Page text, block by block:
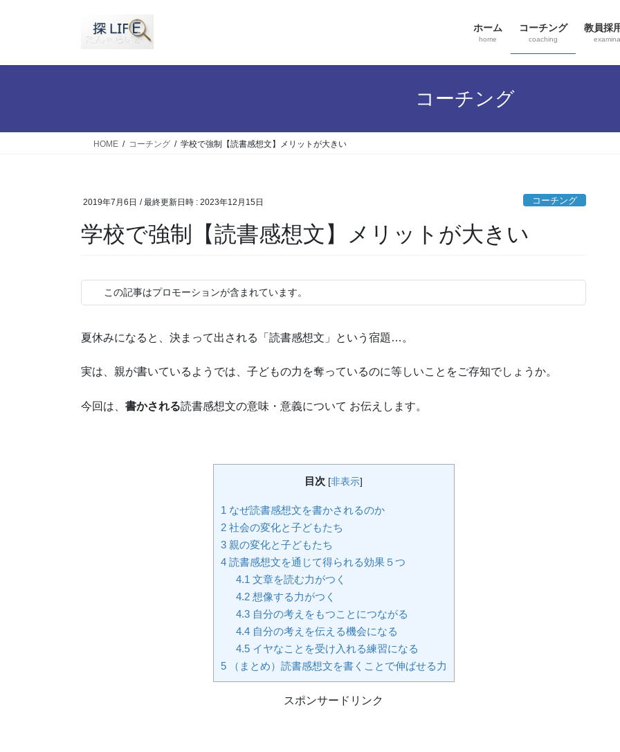
ホーム
home
コーチング
coaching
教員採
コーチング
HOME コーチング 学校で強制【読書感想文】メリットが大きい
2019年7月6日 / 最終更新日時 : 2023年12月15日 コーチング
学校で強制【読書感想文】メリットが大きい
この記事はプロモーションが含まれています。
夏休みになると、決まって出される「読書感想文」という宿題…。
実は、親が書いているようでは、子どもの力を奪っているのに等しいことをご存知でしょうか。
今回は、 書かされる読書感想文の意味・意義について お伝えします。
目次 [非表示]
1 なぜ読書感想文を書かされるのか
2社会の変化と子どもたち
3親の変化と子どもたち
4読書感想文を通じて得られる効果５つ
4.1 文章を読む力がつく
4.2 想像する力がつく
4.3 自分の考えをもつことにつながる
4.4 自分の考えを伝える機会になる
4.5 イヤなことを受け入れる練習になる
5（まとめ）読書感想文を書くことで伸ばせる力
スポンサードリンク